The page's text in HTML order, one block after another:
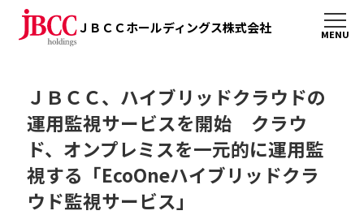
ＪＢＣＣホールディングス株式会社
ＪＢＣＣ、ハイブリッドクラウドの
運用監視サービスを開始 クラウ
ド、オンプレミスを一元的に運用監
視する「EcoOneハイブリッドクラ
ウド監視サービス」